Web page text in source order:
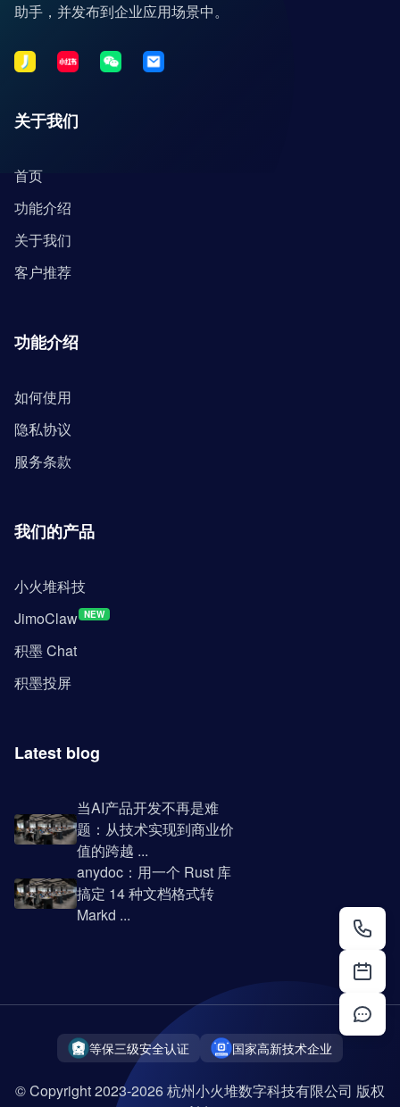
助手，并发布到企业应用场景中。
关于我们
首页
功能介绍
关于我们
客户推荐
功能介绍
如何使用
隐私协议
服务条款
我们的产品
小火堆科技
JimoClaw NEW
积墨 Chat
积墨投屏
Latest blog
当AI产品开发不再是难
题：从技术实现到商业价
值的跨越 ...
anydoc：用一个 Rust 库
搞定 14 种文档格式转
Markd ...
等保三级安全认证 国家高新技术企业
© Copyright 2023-2026 杭州小火堆数字科技有限公司 版权